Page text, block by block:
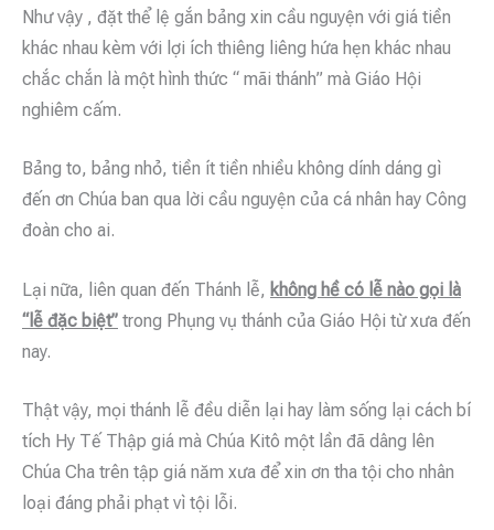
Như vậy , đặt thể lệ gắn bảng xin cầu nguyện với giá tiền
khác nhau kèm với lợi ích thiêng liêng hứa hẹn khác nhau
chắc chắn là một hình thức “ mãi thánh” mà Giáo Hội
nghiêm cấm.
Bảng to, bảng nhỏ, tiền ít tiền nhiều không dính dáng gì
đến ơn Chúa ban qua lời cầu nguyện của cá nhân hay Công
đoàn cho ai.
Lại nữa, liên quan đến Thánh lễ, không hề có lễ nào gọi là
“lễ đặc biệt” trong Phụng vụ thánh của Giáo Hội từ xưa đến
nay.
Thật vậy, mọi thánh lễ đều diễn lại hay làm sống lại cách bí
tích Hy Tế Thập giá mà Chúa Kitô một lần đã dâng lên
Chúa Cha trên tập giá năm xưa để xin ơn tha tội cho nhân
loại đáng phải phạt vì tội lỗi.